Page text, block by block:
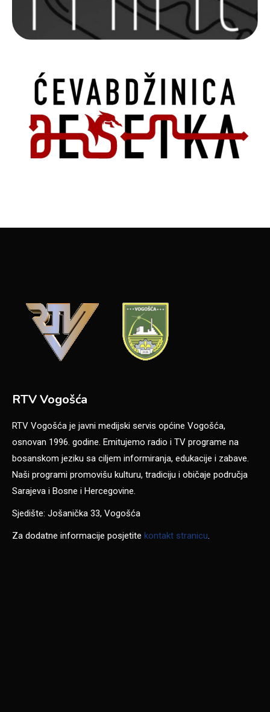
RTV Vogošća
RTV Vogošća je javni medijski servis općine Vogošća,
osnovan 1996. godine. Emitujemo radio i TV programe na
bosanskom jeziku sa ciljem informiranja, edukacije i zabave.
Naši programi promovišu kulturu, tradiciju i običaje područja
Sarajeva i Bosne i Hercegovine.
Sjedište: Jošanička 33, Vogošća
Za dodatne informacije posjetite kontakt stranicu.